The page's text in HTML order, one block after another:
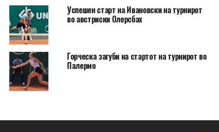
Успешен старт на Ивановски на турнирот
во австриски Олерсбах
Ѓорческа загуби на стартот на турнирот во
Палермо